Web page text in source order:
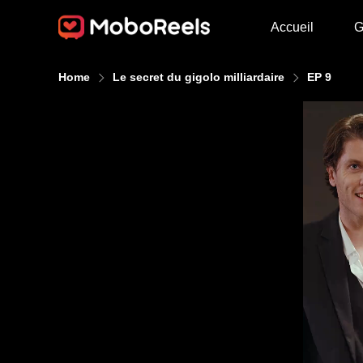
Accueil
Home Le secret du gigolo milliardaire EP 9